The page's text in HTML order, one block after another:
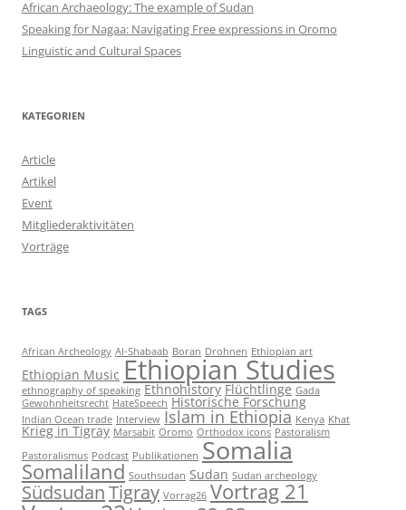
African Archaeology: The example of Sudan
Speaking for Nagaa: Navigating Free expressions in Oromo
Linguistic and Cultural Spaces
KATEGORIEN
Article
Artikel
Event
Mitgliederaktivitäten
Vorträge
TAGS
African Archeology Al-Shabaab Boran Drohnen Ethiopian art
Ethiopian Music Ethiopian Studies
ethnography of speaking Ethnohistory Flüchtlinge Gada
Gewohnheitsrecht HateSpeech Historische Forschung
Indian Ocean trade Interview Islam in Ethiopia Kenya Khat
Krieg in Tigray Marsabit Oromo Orthodox icons Pastoralism
Pastoralismus Podcast Publikationen Somalia
Somaliland Southsudan Sudan Sudan archeology
SüdsudanTigray Vorrag26 Vortrag 21